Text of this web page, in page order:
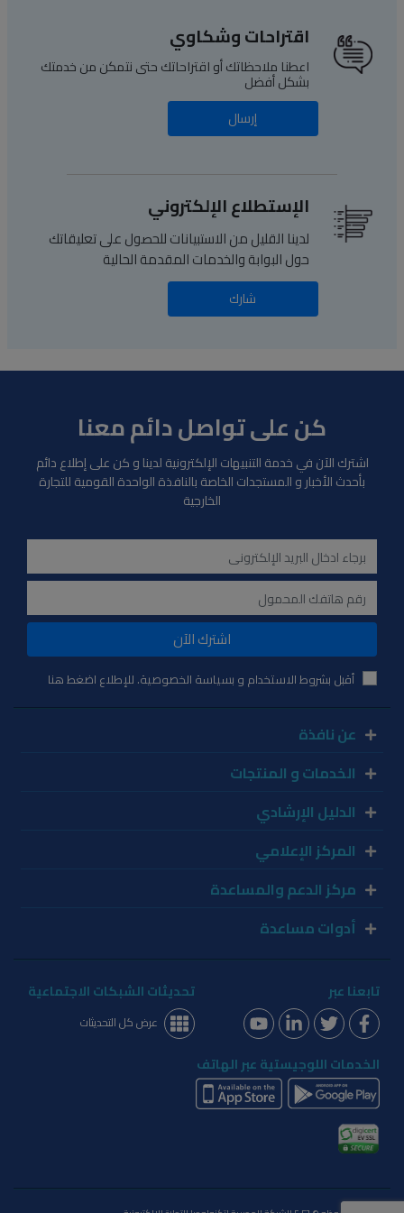
اقتراحات وشكاوي
اعطنا ملاحظاتك أو اقتراحاتك حتى نتمكن من خدمتك
بشكل أفضل
إرسال
الإستطلاع الإلكتروني
لدينا القليل من الاستبيانات للحصول على تعليقاتك
حول البوابة والخدمات المقدمة الحالية
شارك
كن على تواصل دائم معنا
اشترك الآن في خدمة التنبيهات الإلكترونية لدينا و كن على إطلاع دائم
بأحدث الأخبار و المستجدات الخاصة بالنافذة الواحدة القومية للتجارة
الخارجية
اشترك الآن
أقبل بشروط الاستخدام و بسياسة الخصوصية. للإطلاع اضغط هنا
عن نافذة
الخدمات و المنتجات
الدليل الإرشادي
المركز الإعلامي
مركز الدعم والمساعدة
أدوات مساعدة
تابعنا عبر تحديثات الشبكات الاجتماعية
عرض كل التحديثات
الخدمات اللوجيستية عبر الهاتف